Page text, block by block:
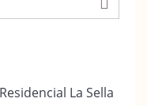
La Sella